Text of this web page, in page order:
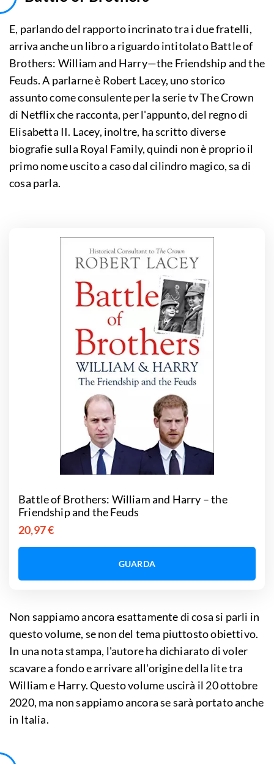
E, parlando del rapporto incrinato tra i due fratelli,
arriva anche un libro a riguardo intitolato Battle of
Brothers: William and Harry—the Friendship and the
Feuds. A parlarne è Robert Lacey, uno storico
assunto come consulente per la serie tv The Crown
di Netflix che racconta, per l'appunto, del regno di
Elisabetta II. Lacey, inoltre, ha scritto diverse
biografie sulla Royal Family, quindi non è proprio il
primo nome uscito a caso dal cilindro magico, sa di
cosa parla.
Battle of Brothers: William and Harry – the
Friendship and the Feuds
20,97 €
GUARDA
Non sappiamo ancora esattamente di cosa si parli in
questo volume, se non del tema piuttosto obiettivo.
In una nota stampa, l'autore ha dichiarato di voler
scavare a fondo e arrivare all'origine della lite tra
William e Harry. Questo volume uscirà il 20 ottobre
2020, ma non sappiamo ancora se sarà portato anche
in Italia.